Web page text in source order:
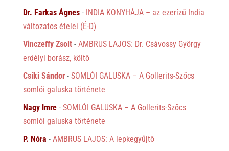
Dr. Farkas Ágnes- INDIA KONYHÁJA – az ezerízű India
változatos ételei (É-D)
Vinczeffy Zsolt- AMBRUS LAJOS: Dr. Csávossy György
erdélyi borász, költő
Csíki Sándor- SOMLÓI GALUSKA – A Gollerits-Szőcs
somlói galuska története
Nagy Imre- SOMLÓI GALUSKA – A Gollerits-Szőcs
somlói galuska története
P. Nóra - AMBRUS LAJOS: A lepkegyűjtő